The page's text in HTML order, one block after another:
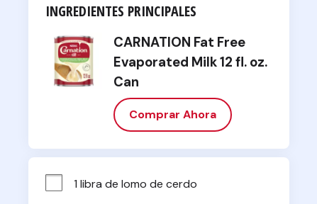
INGREDIENTES PRINCIPALES
CARNATION Fat Free
Evaporated Milk 12 fl. oz.
Can
Comprar Ahora
1 libra de lomo de cerdo